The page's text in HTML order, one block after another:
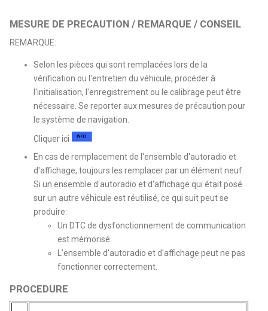
MESURE DE PRECAUTION / REMARQUE / CONSEIL
REMARQUE:
Selon les pièces qui sont remplacées lors de la
vérification ou l'entretien du véhicule, procéder à
l'initialisation, l'enregistrement ou le calibrage peut être
nécessaire. Se reporter aux mesures de précaution pour
le système de navigation.
Cliquer ici
En cas de remplacement de l'ensemble d'autoradio et
d'affichage, toujours les remplacer par un élément neuf.
Si un ensemble d'autoradio et d'affichage qui était posé
sur un autre véhicule est réutilisé, ce qui suit peut se
produire:
Un DTC de dysfonctionnement de communication
est mémorisé.
L'ensemble d'autoradio et d'affichage peut ne pas
fonctionner correctement.
PROCEDURE